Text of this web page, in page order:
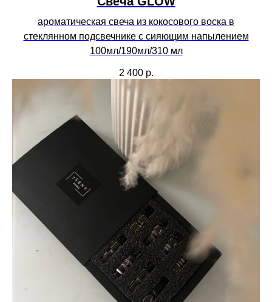
ароматическая свеча из кокосового воска в
стеклянном подсвечнике с сияющим напылением
100мл/190мл/310 мл
2 400 р.